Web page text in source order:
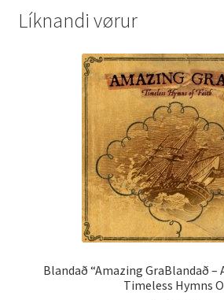
Líknandi vørur
Blandað “Amazing GraBlandað –
Timeless Hymns